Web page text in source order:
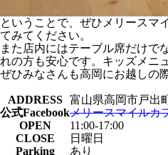
ということで、ぜひメリースマ
てみてください。
また店内にはテーブル席だけで
れの方も安心です。キッズメニ
ぜひみなさんも高岡にお越しの
ADDRESS
富山県高岡市戸出
公式Facebookメリースマイルカ
OPEN
11:00-17:00
CLOSE
日曜日
Parking
あり